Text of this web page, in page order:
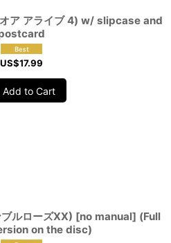
ア アライブ 4) w/ slipcase and
US$17.99
Add to Cart
ルローズXX) [no manual] (Full
on the disc)